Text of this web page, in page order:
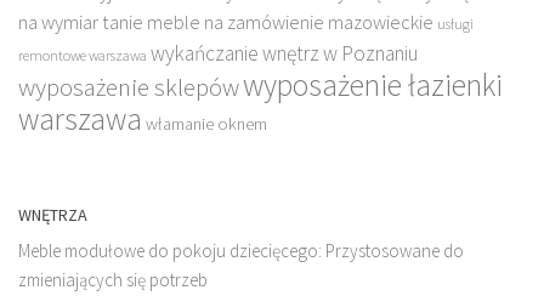
na wymiar tanie meble na zamówienie mazowieckie usługi
remontowe warszawa wykańczanie wnętrz w Poznaniu
wyposażenie sklepówwyposażenie łazienki
warszawa włamanie oknem
WNĘTRZA
Meble modułowe do pokoju dziecięcego: Przystosowane do
zmieniających się potrzeb